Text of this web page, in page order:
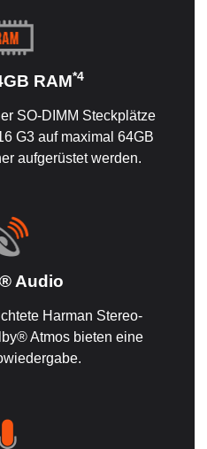
RAM*4
SO-DIMM Steckplätze
G3 auf maximal 64GB
aufgerüstet werden.
Audio
Harman Stereo-
Atmos bieten eine